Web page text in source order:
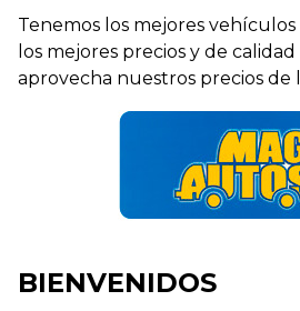
Tenemos los mejores
los mejores precios y de
aprovecha nuestros precios de
BIENVENIDOS